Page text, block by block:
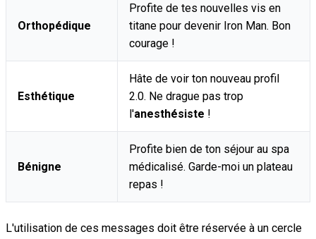
Orthopédique
Profite de tes nouvelles vis en
titane pour devenir Iron Man. Bon
courage !
Esthétique
Hâte de voir ton nouveau profil
2.0. Ne drague pas trop
l'anesthésiste !
Bénigne
Profite bien de ton séjour au spa
médicalisé. Garde-moi un plateau
repas !
L'utilisation de ces messages doit être réservée à un cercle